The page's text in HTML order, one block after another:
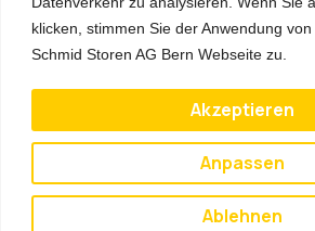
klicken, stimmen Sie der Anwendung
Schmid Storen AG Bern Webseite zu.
Anpassen
Ablehnen
Akzeptieren